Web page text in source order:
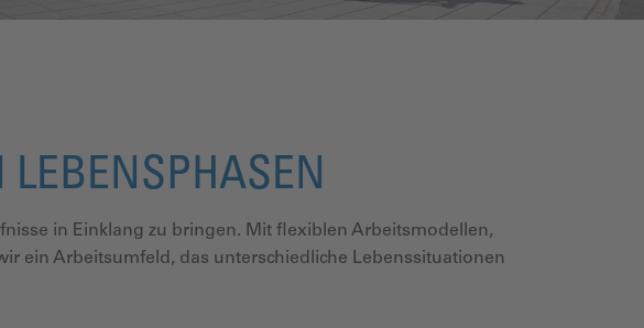
in Einklang zu bringen. Mit flexiblen Arbeitsmodellen,
ein Arbeitsumfeld, das unterschiedliche Lebenssituationen